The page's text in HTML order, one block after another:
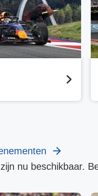
nu beschikbaar.